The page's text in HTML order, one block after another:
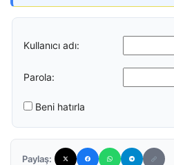
Kullanıcı adı:
Parola:
Beni hatırla
Paylaş: